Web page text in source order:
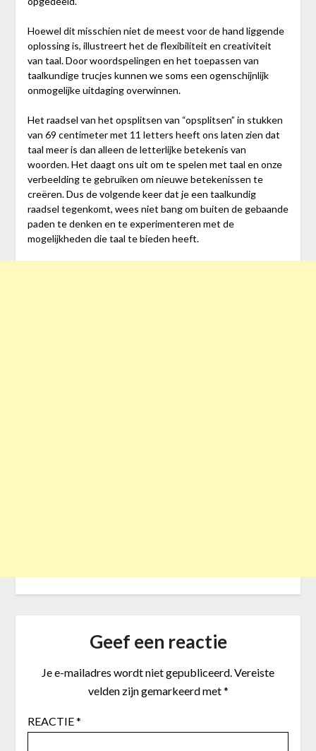
Hoewel dit misschien niet de meest voor de hand liggende
oplossing is, illustreert het de flexibiliteit en creativiteit
van taal. Door woordspelingen en het toepassen van
taalkundige trucjes kunnen we soms een ogenschijnlijk
onmogelijke uitdaging overwinnen.
Het raadsel van het opsplitsen van “opsplitsen” in stukken
van 69 centimeter met 11 letters heeft ons laten zien dat
taal meer is dan alleen de letterlijke betekenis van
woorden. Het daagt ons uit om te spelen met taal en onze
verbeelding te gebruiken om nieuwe betekenissen te
creëren. Dus de volgende keer dat je een taalkundig
raadsel tegenkomt, wees niet bang om buiten de gebaande
paden te denken en te experimenteren met de
mogelijkheden die taal te bieden heeft.
Geef een reactie
Je e-mailadres wordt niet gepubliceerd.Vereiste
velden zijn gemarkeerd met*
REACTIE*